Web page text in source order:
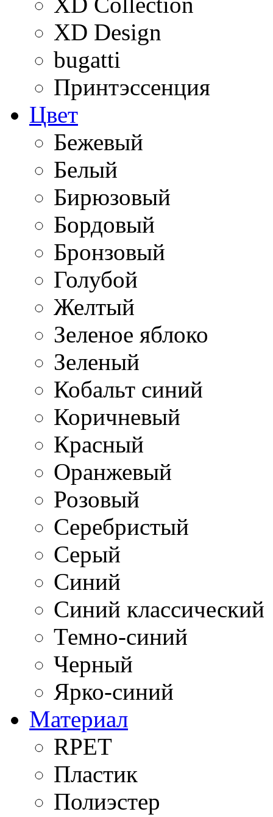
XD Design
bugatti
Принтэссенция
Цвет
Бежевый
Белый
Бирюзовый
Бордовый
Бронзовый
Голубой
Желтый
Зеленое яблоко
Зеленый
Кобальт синий
Коричневый
Красный
Оранжевый
Розовый
Серебристый
Серый
Синий
Синий классический
Темно-синий
Черный
Ярко-синий
Материал
RPET
Пластик
Полиэстер